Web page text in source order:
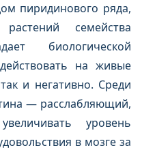
пиридинового ряда,
семейства
биологической
на живые
и негативно. Среди
— расслабляющий,
уровень
в мозге за